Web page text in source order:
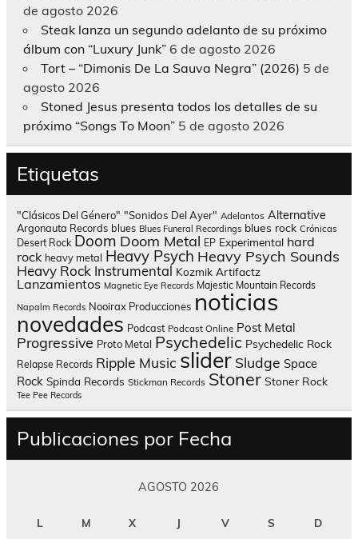
de agosto 2026
Steak lanza un segundo adelanto de su próximo
álbum con “Luxury Junk” 6 de agosto 2026
Tort – “Dimonis De La Sauva Negra” (2026) 5 de
agosto 2026
Stoned Jesus presenta todos los detalles de su
próximo “Songs To Moon” 5 de agosto 2026
Etiquetas
"Clásicos Del Género" "Sonidos Del Ayer" Adelantos Alternative
Argonauta Records blues Blues Funeral Recordings blues rock Crónicas
Desert Rock Doom Doom Metal EP Experimental hard
rock heavy metal Heavy Psych Heavy Psych Sounds
Heavy Rock Instrumental Kozmik Artifactz
Lanzamientos Magnetic Eye Records Majestic Mountain Records
Napalm Records Nooirax Producciones noticias
novedades Podcast Podcast Online Post Metal
Progressive Proto Metal Psychedelic Psychedelic Rock
Relapse Records Ripple Music slider Sludge Space
Rock Spinda Records Stickman Records Stoner Stoner Rock
Tee Pee Records
Publicaciones por Fecha
AGOSTO 2026
L M X J V S D